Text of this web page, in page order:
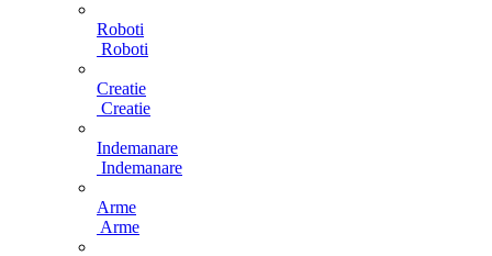
Roboti
Roboti
Creatie
Creatie
Indemanare
Indemanare
Arme
Arme